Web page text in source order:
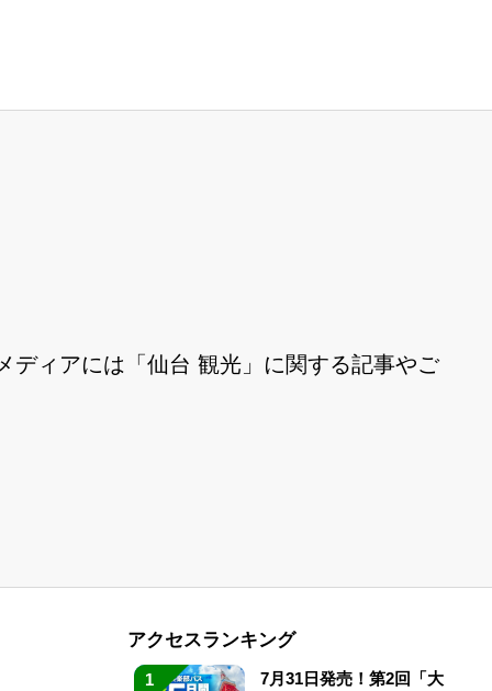
ディアには「仙台 観光」に関する記事やご
アクセスランキング
1
7月31日発売！第2回「大